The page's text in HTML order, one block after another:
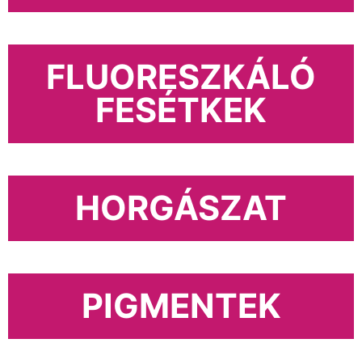
FLUORESZKÁLÓ
FESÉTKEK
HORGÁSZAT
PIGMENTEK